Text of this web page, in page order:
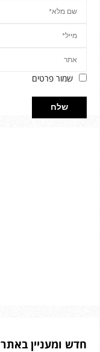
שמור פרטים
חדש ומעניין באתר